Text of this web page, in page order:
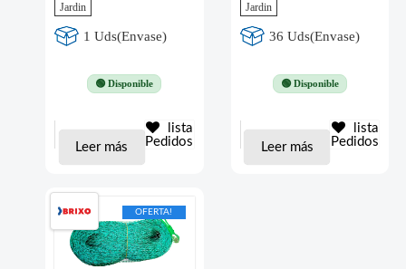
Jardin
1 Uds(Envase)
🟢 Disponible
Leer más
lista
Pedidos
Jardin
36 Uds(Envase)
🟢 Disponible
Leer más
lista
Pedidos
OFERTA!